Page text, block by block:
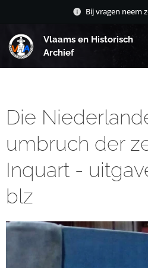
Bij vragen neem
Vlaams en Historisch
Archief
Die
umbruch der
Inquart -
blz